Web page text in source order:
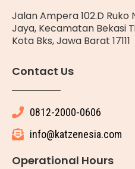
Jalan Ampera 102.D Ruko
Jaya, Kecamatan Bekasi
Kota Bks, Jawa Barat 17111
Contact Us
0812-2000-0606
info@katzenesia.com
Operational Hours